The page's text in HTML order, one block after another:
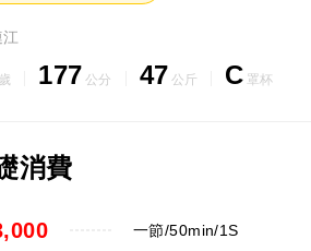
歲 177 公分 47 公斤 C 罩杯
消費
一節/50min/1S